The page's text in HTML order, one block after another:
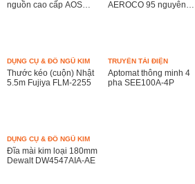
nguồn cao cấp AOS
AEROCO 95 nguyên
HẾT HÀNG
DỤNG CỤ & ĐỒ NGŨ KIM
Thước kéo (cuộn) Nhật
5.5m Fujiya FLM-2255
TRUYỀN TẢI ĐIỆN
Aptomat thông minh 4
pha SEE100A-4P
HẾT HÀNG
DỤNG CỤ & ĐỒ NGŨ KIM
Đĩa mài kim loại 180mm
Dewalt DW4547AIA-AE